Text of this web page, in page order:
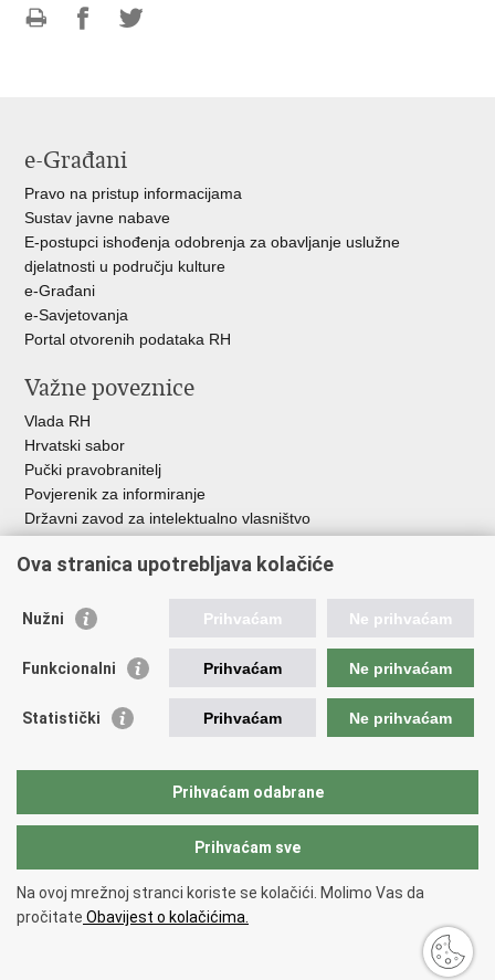
e-Građani
Pravo na pristup informacijama
Sustav javne nabave
E-postupci ishođenja odobrenja za obavljanje uslužne
djelatnosti u području kulture
e-Građani
e-Savjetovanja
Portal otvorenih podataka RH
Važne poveznice
Vlada RH
Hrvatski sabor
Pučki pravobranitelj
Povjerenik za informiranje
Državni zavod za intelektualno vlasništvo
HAKOM
Ostale poveznice
Hrvatski audiovizualni centar
Creative Europe
EU National Institutes for Culture
Međunarodni centar za podvodnu arheologiju u Zadru (MCPA)
Copyright © 2026 Ministarstvo kulture i medija.
pristupačnosti.
Ova stranica upotrebljava kolačiće
Nužni Prihvaćam Ne prihvaćam
Funkcionalni Prihvaćam Ne prihvaćam
Statistički Prihvaćam Ne prihvaćam
Prihvaćam odabrane
Prihvaćam sve
Na ovoj mrežnoj stranci koriste se kolačići. Molimo Vas da
pročitate Obavijest o kolačićima.